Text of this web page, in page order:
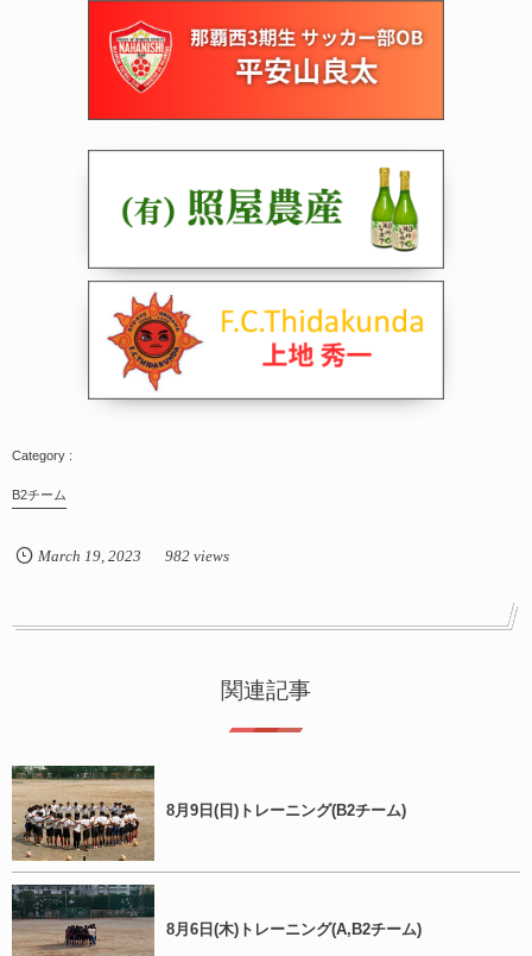
B2チーム
March 19, 2023 982 views
関連記事
8月9日(日)トレーニング(B2チーム)
8月6日(木)トレーニング(A,B2チーム)